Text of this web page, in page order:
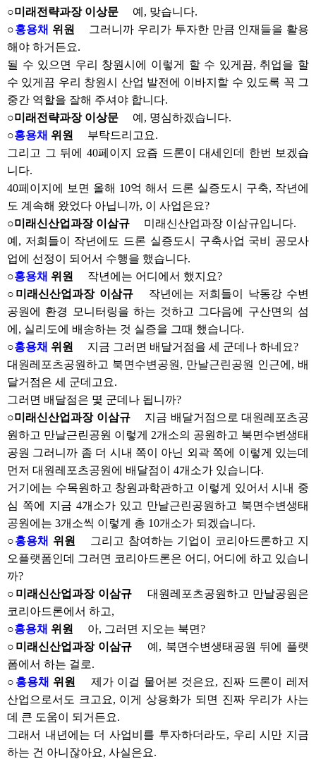
○미래전략과장 이상문
예, 맞습니다.
○홍용채 위원
그러니까 우리가 투자한 만큼 인재들을 활용
해야 하거든요.
될 수 있으면 우리 창원시에 이렇게 할 수 있게끔, 취업을 할
수 있게끔 우리 창원시 산업 발전에 이바지할 수 있도록 꼭 그
중간 역할을 잘해 주셔야 합니다.
○미래전략과장 이상문
예, 명심하겠습니다.
○홍용채 위원
부탁드리고요.
그리고 그 뒤에 40페이지 요즘 드론이 대세인데 한번 보겠습
니다.
40페이지에 보면 올해 10억 해서 드론 실증도시 구축, 작년에
도 계속해 왔었다 아닙니까, 이 사업은요?
○미래신산업과장 이삼규
미래신산업과장 이삼규입니다.
예, 저희들이 작년에도 드론 실증도시 구축사업 국비 공모사
업에 선정이 되어서 수행을 했습니다.
○홍용채 위원
작년에는 어디에서 했지요?
○미래신산업과장 이삼규
작년에는 저희들이 낙동강 수변
공원에 환경 모니터링을 하는 것하고 그다음에 구산면의 섬
에, 실리도에 배송하는 것 실증을 그때 했습니다.
○홍용채 위원
지금 그러면 배달거점을 세 군데나 하네요?
대원레포츠공원하고 북면수변공원, 만날근린공원 인근에, 배
달거점은 세 군데고요.
그러면 배달점은 몇 군데나 됩니까?
○미래신산업과장 이삼규
지금 배달거점으로 대원레포츠공
원하고 만날근린공원 이렇게 2개소의 공원하고 북면수변생태
공원 그러니까 좀 더 시내 쪽이 아닌 외곽 쪽에 이렇게 있는데
먼저 대원레포츠공원에 배달점이 4개소가 있습니다.
거기에는 수목원하고 창원과학관하고 이렇게 있어서 시내 중
심 쪽에 지금 4개소가 있고 만날근린공원하고 북면수변생태
공원에는 3개소씩 이렇게 총 10개소가 되겠습니다.
○홍용채 위원
그리고 참여하는 기업이 코리아드론하고 지
오플랫폼인데 그러면 코리아드론은 어디, 어디에 하고 있습니
까?
○미래신산업과장 이삼규
대원레포츠공원하고 만날공원은
코리아드론에서 하고,
○홍용채 위원
아, 그러면 지오는 북면?
○미래신산업과장 이삼규
예, 북면수변생태공원 뒤에 플랫
폼에서 하는 걸로.
○ 홍용채 위원
제가 이걸 물어본 것은요, 진짜 드론이 레저
산업으로서도 크고요, 이게 상용화가 되면 진짜 우리가 사는
데 큰 도움이 되거든요.
그래서 내년에는 더 사업비를 투자하더라도, 우리 시만 지금
하는 건 아니잖아요, 사실은요.